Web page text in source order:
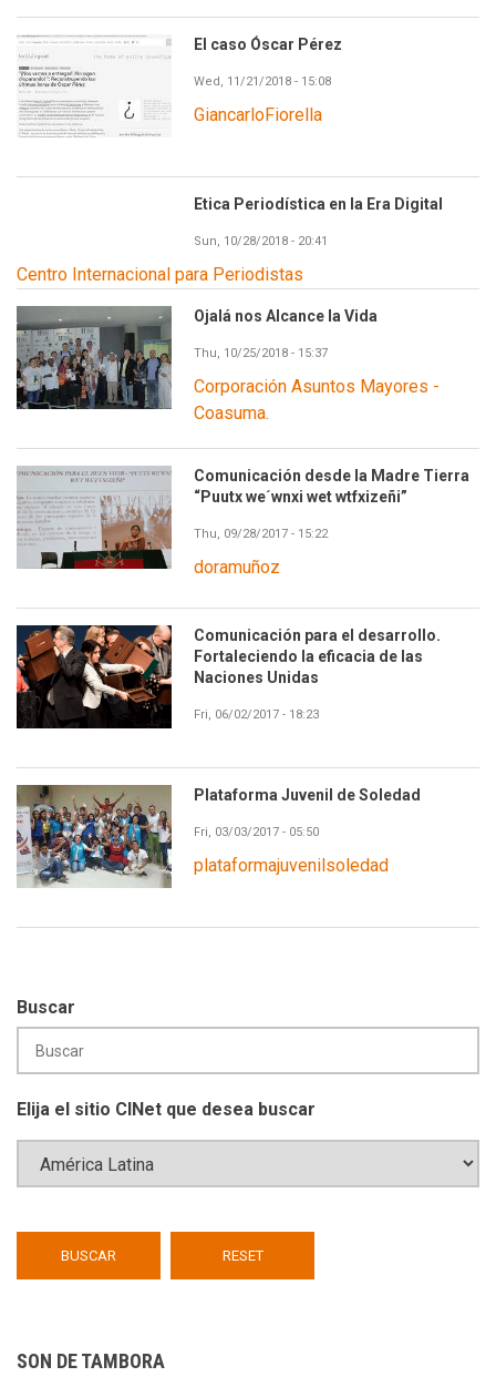
El caso Óscar Pérez
Wed, 11/21/2018 - 15:08
GiancarloFiorella
Etica Periodística en la Era Digital
Sun, 10/28/2018 - 20:41
Centro Internacional para Periodistas
Ojalá nos Alcance la Vida
Thu, 10/25/2018 - 15:37
Corporación Asuntos Mayores -
Coasuma.
Comunicación desde la Madre Tierra
“Puutx we´wnxi wet wtfxizeñi”
Thu, 09/28/2017 - 15:22
doramuñoz
Comunicación para el desarrollo.
Fortaleciendo la eficacia de las
Naciones Unidas
Fri, 06/02/2017 - 18:23
Plataforma Juvenil de Soledad
Fri, 03/03/2017 - 05:50
plataformajuvenilsoledad
Buscar
Elija el sitio CINet que desea buscar
SON DE TAMBORA